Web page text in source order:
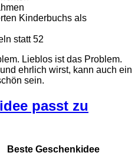
Kinderbuchs als
statt 52
Lieblos ist das Problem.
ehrlich wirst, kann auch ein
sein.
passt zu
Beste Geschenkidee